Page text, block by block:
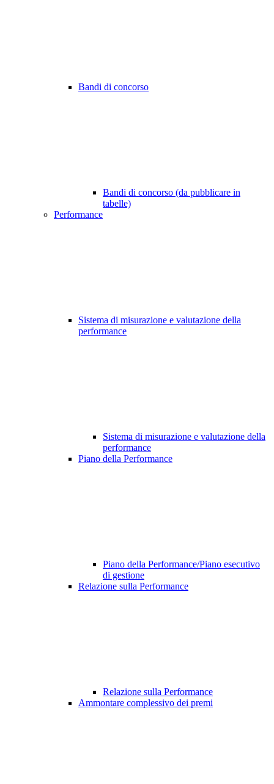
Bandi di concorso
Bandi di concorso (da pubblicare in
tabelle)
Performance
Sistema di misurazione e valutazione della
performance
Sistema di misurazione e valutazione della
performance
Piano della Performance
Piano della Performance/Piano esecutivo
di gestione
Relazione sulla Performance
Relazione sulla Performance
Ammontare complessivo dei premi